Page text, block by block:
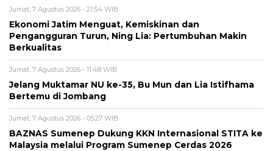
Jumat, 7 Agustus 2026 - 21:54 WIB
Ekonomi Jatim Menguat, Kemiskinan dan
Pengangguran Turun, Ning Lia: Pertumbuhan Makin
Berkualitas
Jumat, 7 Agustus 2026 - 11:48 WIB
Jelang Muktamar NU ke-35, Bu Mun dan Lia Istifhama
Bertemu di Jombang
Jumat, 7 Agustus 2026 - 05:27 WIB
BAZNAS Sumenep Dukung KKN Internasional STITA ke
Malaysia melalui Program Sumenep Cerdas 2026